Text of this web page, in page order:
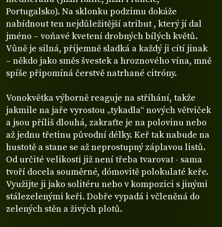
Portugalsko). Na sklonku podzimu dokáže
nabídnout ten nejdůležitější atribut , který jí dal
jméno – voňavé kvetení drobných bílých květů.
Vůně je silná, příjemně sladká a každý ji cítí jinak
– někdo jako směs švestek a hroznového vína, mně
spíše připomíná čerstvě natrhané citróny.
Vonokvětka výborně reaguje na stříhání, takže
jakmile na jaře vyrostou „tykadla“ nových větviček
a jsou příliš dlouhá, zakraťte je na polovinu nebo
až jednu třetinu původní délky. Keř tak nabude na
hustotě a stane se až neprostupný záplavou listů.
Od určité velikosti již není třeba tvarovat - sama
tvoří docela souměrné, dómovitě polokulaté keře.
Využijte ji jako solitéru nebo v kompozici s jinými
stálezelenými keři. Dobře vypadá i včleněná do
zelených stěn a živých plotů.